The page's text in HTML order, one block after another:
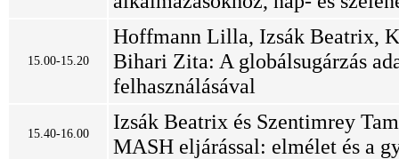
15.00-15.20
Hoffmann Lilla, Izsák Beatrix,
Bihari Zita: A globálsugárzás
felhasználásával
15.40-16.00
Izsák Beatrix és Szentimrey
MASH eljárással: elmélet és a